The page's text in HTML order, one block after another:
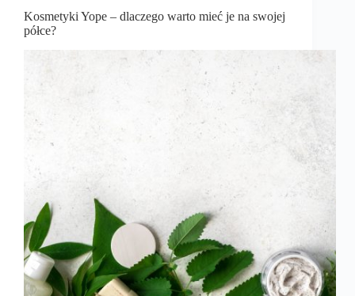
Kosmetyki Yope – dlaczego warto mieć je na swojej
półce?